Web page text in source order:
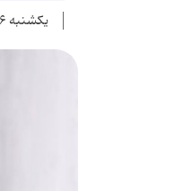
یکشنبه ۲۶ تیر ۱۴۰۱ - ۰۰:۰۰